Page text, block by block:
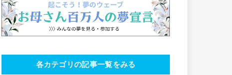
各カテゴリの記事一覧をみる